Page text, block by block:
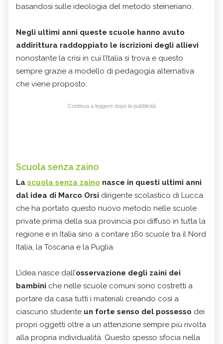
basandosi sulle ideologia del metodo steineriano.
Negli ultimi anni queste scuole hanno avuto
addirittura raddoppiato le iscrizioni degli allievi
nonostante la crisi in cui l’Italia si trova e questo
sempre grazie a modello di pedagogia alternativa
che viene proposto.
Continua a leggere dopo la pubblicità
Scuola senza zaino
La scuola senza zaino nasce in questi ultimi anni
dal idea di Marco Orsi dirigente scolastico di Lucca
che ha portato questo nuovo metodo nelle scuole
private prima della sua provincia poi diffuso in tutta la
regione e in Italia sino a contare 160 scuole tra il Nord
Italia, la Toscana e la Puglia.
L’idea nasce dall’osservazione degli zaini dei
bambini che nelle scuole comuni sono costretti a
portare da casa tutti i materiali creando così a
ciascuno studente un forte senso del possesso dei
propri oggetti oltre a un attenzione sempre più rivolta
alla propria individualità. Questo spesso sfocia nella